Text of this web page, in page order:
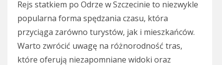
Rejs statkiem po Odrze w Szczecinie to niezwykle
popularna forma spędzania czasu, która
przyciąga zarówno turystów, jak i mieszkańców.
Warto zwrócić uwagę na różnorodność tras,
które oferują niezapomniane widoki oraz